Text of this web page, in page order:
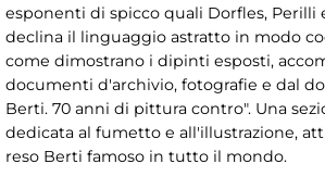
esponenti di spicco quali Dorfles, Perilli
declina il linguaggio astratto in modo
come dimostrano i dipinti esposti,
documenti d'archivio, fotografie e dal
Berti. 70 anni di pittura contro". Una
dedicata al fumetto e all'illustrazione,
reso Berti famoso in tutto il mondo.